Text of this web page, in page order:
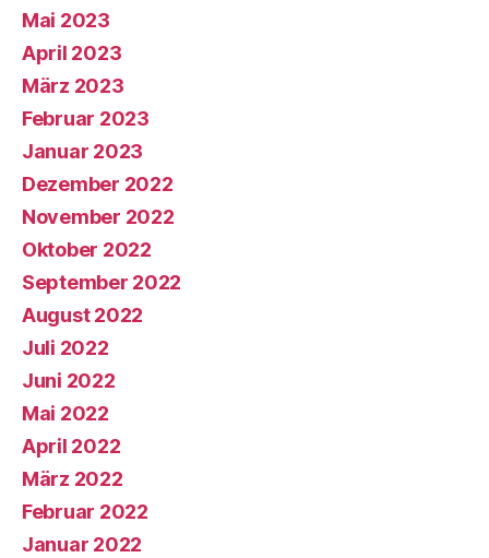
Mai 2023
April 2023
März 2023
Februar 2023
Januar 2023
Dezember 2022
November 2022
Oktober 2022
September 2022
August 2022
Juli 2022
Juni 2022
Mai 2022
April 2022
März 2022
Februar 2022
Januar 2022